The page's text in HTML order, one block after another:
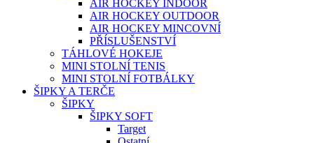
AIR HOCKEY INDOOR
AIR HOCKEY OUTDOOR
AIR HOCKEY MINCOVNÍ
PŘÍSLUŠENSTVÍ
TÁHLOVÉ HOKEJE
MINI STOLNÍ TENIS
MINI STOLNÍ FOTBÁLKY
ŠIPKY A TERČE
ŠIPKY
ŠIPKY SOFT
Target